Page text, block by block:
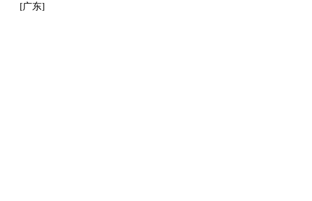
[广东]